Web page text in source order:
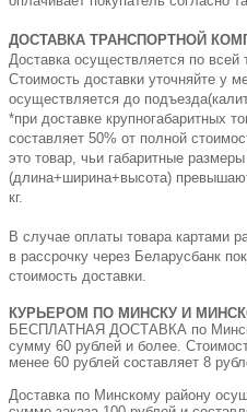
ДОСТАВКА ТРАНСПОРТНОЙ
Доставка осуществляется по всей
Стоимость доставки уточняйте у
осуществляется до
*при доставке крупногабаритных
составляет 50% от полной
это товар, чьи габаритные
(длина+ширина+высота)
кг.
В случае оплаты товара картами
в рассрочку через Беларусбанк
стоимость доставки.
КУРЬЕРОМ ПО МИНСКУ И
БЕСПЛАТНАЯ ДОСТАВКА по
сумму 60 рублей и более.
менее 60 рублей составляет 8
Доставка по Минскому району